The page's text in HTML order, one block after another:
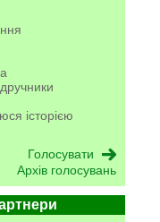
історією
Архів голосувань